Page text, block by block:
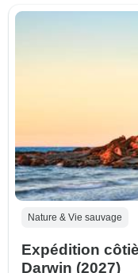
Nature & Vie sauvage
Expédition
Darwin (2027)